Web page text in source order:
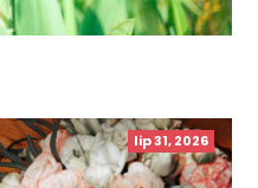
lip 31, 2026